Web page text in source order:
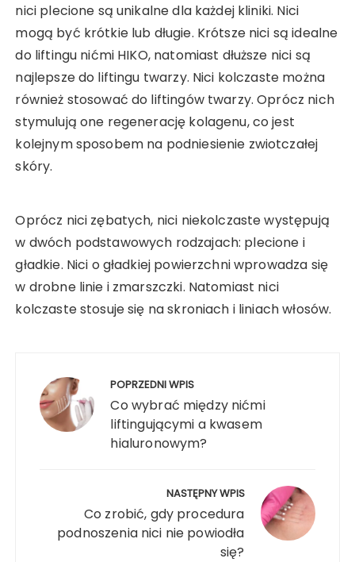
nici plecione są unikalne dla każdej kliniki. Nici
mogą być krótkie lub długie. Krótsze nici są idealne
do liftingu nićmi HIKO, natomiast dłuższe nici są
najlepsze do liftingu twarzy. Nici kolczaste można
również stosować do liftingów twarzy. Oprócz nich
stymulują one regenerację kolagenu, co jest
kolejnym sposobem na podniesienie zwiotczałej
skóry.
Oprócz nici zębatych, nici niekolczaste występują
w dwóch podstawowych rodzajach: plecione i
gładkie. Nici o gładkiej powierzchni wprowadza się
w drobne linie i zmarszczki. Natomiast nici
kolczaste stosuje się na skroniach i liniach włosów.
wpisu POPRZEDNI WPIS
Co wybrać między nićmi
liftingującymi a kwasem
hialuronowym?
NASTĘPNY WPIS
Co zrobić, gdy procedura
podnoszenia nici nie powiodła
się?